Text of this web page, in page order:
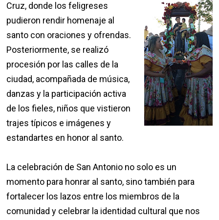
Cruz, donde los feligreses
pudieron rendir homenaje al
santo con oraciones y ofrendas.
Posteriormente, se realizó
procesión por las calles de la
ciudad, acompañada de música,
danzas y la participación activa
de los fieles, niños que vistieron
trajes típicos e imágenes y
estandartes en honor al santo.
La celebración de San Antonio no solo es un
momento para honrar al santo, sino también para
fortalecer los lazos entre los miembros de la
comunidad y celebrar la identidad cultural que nos